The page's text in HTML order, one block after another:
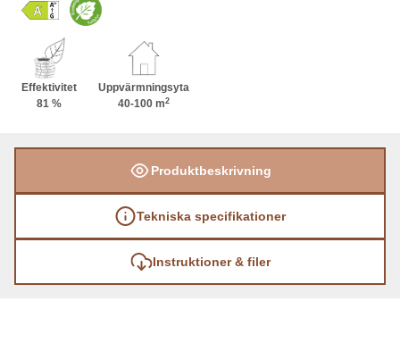
den i övrigt rätlinjiga designen.
Effektivitet
81 %
Uppvärmningsyta
40-100 m2
Produktbeskrivning
Tekniska specifikationer
Instruktioner & filer